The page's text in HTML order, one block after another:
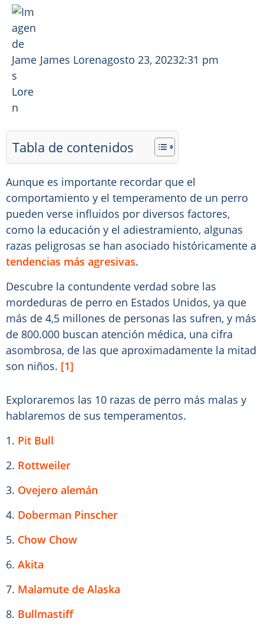
James Lorenagosto 23, 20232:31 pm
Tabla de contenidos
Aunque es importante recordar que el
comportamiento y el temperamento de un perro
pueden verse influidos por diversos factores,
como la educación y el adiestramiento, algunas
razas peligrosas se han asociado históricamente a
tendencias más agresivas.
Descubre la contundente verdad sobre las
mordeduras de perro en Estados Unidos, ya que
más de 4,5 millones de personas las sufren, y más
de 800.000 buscan atención médica, una cifra
asombrosa, de las que aproximadamente la mitad
son niños. [1]
Exploraremos las 10 razas de perro más malas y
hablaremos de sus temperamentos.
1. Pit Bull
2. Rottweiler
3. Ovejero alemán
4. Doberman Pinscher
5. Chow Chow
6. Akita
7. Malamute de Alaska
8. Bullmastiff